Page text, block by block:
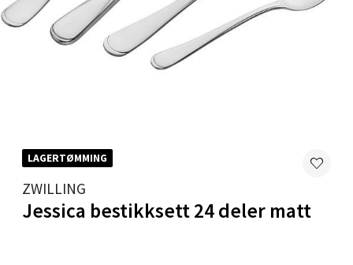
LAGERTØMMING
ZWILLING
Jessica bestikksett 24 deler matt
Harstad - Thon Senter Kanebogen
Skillevegen 5, 9411 Harstad